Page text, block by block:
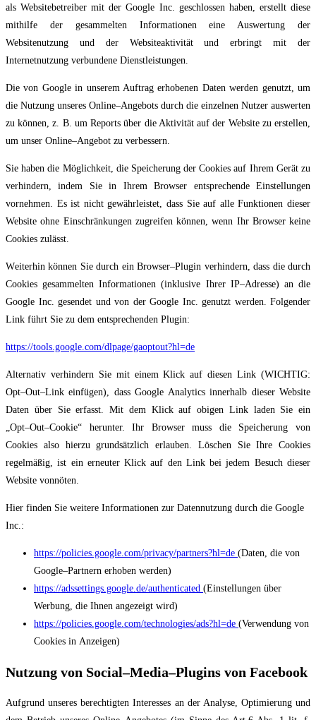
alsWebsitebetreiber mit der Google Inc. geschlossen haben, erstellt diese
mithilfe der gesammelten Informationen eine Auswertung der
Websitenutzung und der Websiteaktivitätund erbringt mit der
Internetnutzung verbundene Dienstleistungen.
Die von Google in unserem Auftrag erhobenen Daten werden genutzt, um
die Nutzung unseres Online–Angebots durch die einzelnen Nutzer auswerten
zu können, z. B. umReports über die Aktivität auf der Website zu erstellen,
um unser Online–Angebot zu verbessern.
Sie haben die Möglichkeit, die Speicherung der Cookies auf Ihrem Gerät zu
verhindern,indem Sie in Ihrem Browser entsprechende Einstellungen
vornehmen. Es ist nichtgewährleistet, dass Sie auf alle Funktionen dieser
Website ohne Einschränkungen zugreifen können, wenn Ihr Browser keine
Cookies zulässt.
Weiterhin können Sie durch ein Browser–Plugin verhindern, dass die durch
Cookiesgesammelten Informationen (inklusive Ihrer IP–Adresse) an die
Google Inc. gesendet und von der Google Inc. genutzt werden. Folgender
Link führt Sie zu dem entsprechenden Plugin:
https://tools.google.com/dlpage/gaoptout?hl=de
Alternativ verhindern Sie mit einem Klick auf diesen Link (WICHTIG:
Opt–Out–Link einfügen), dass Google Analytics innerhalb dieser Website
Daten über Sie erfasst. Mit dem Klick auf obigen Link laden Sie ein
„Opt–Out–Cookie“ herunter. Ihr Browser muss die Speicherung von
Cookies also hierzu grundsätzlich erlauben. Löschen Sie Ihre Cookies
regelmäßig, ist ein erneuter Klick auf den Link bei jedem Besuch dieser
Website vonnöten.
Hier finden Sie weitere Informationen zur Datennutzung durch die Google
Inc.:
https://policies.google.com/privacy/partners?hl=de (Daten, die von
Google–Partnern erhoben werden)
https://adssettings.google.de/authenticated (Einstellungen über
Werbung, die Ihnen angezeigt wird)
https://policies.google.com/technologies/ads?hl=de (Verwendung von
Cookies in Anzeigen)
Nutzung von Social–Media–Plugins von Facebook
Aufgrund unseres berechtigten Interesses an der Analyse, Optimierung und